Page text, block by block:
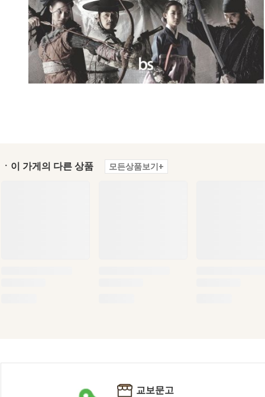
ㆍ이 가게의 다른 상품 모든상품보기+
교보문고